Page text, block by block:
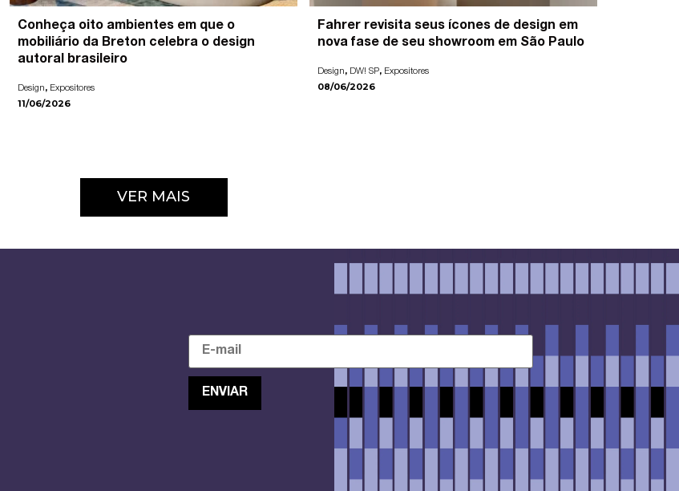
Conheça oito ambientes em que o
mobiliário da Breton celebra o design
autoral brasileiro
Design, Expositores
11/06/2026
Fahrer revisita seus ícones de design em
nova fase de seu showroom em São Paulo
Design, DW! SP, Expositores
08/06/2026
VER MAIS